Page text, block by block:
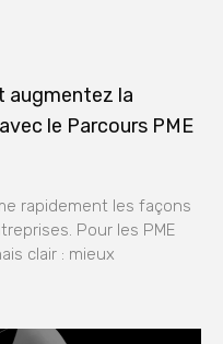
augmentez la
le Parcours PME
rapidement les façons
Pour les PME
clair : mieux